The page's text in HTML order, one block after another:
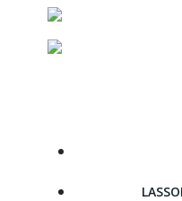
springen